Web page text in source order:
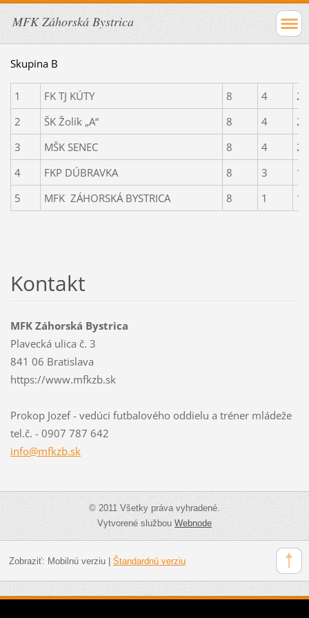
MFK Záhorská Bystrica
Skupina B
1 FK TJ KÚTY 8 4
2
2
ŠK Žolík „A“ 8 4
2
3
MŠK SENEC 8 4
2
4
FKP DÚBRAVKA 8 3
1
5
MFK ZÁHORSKÁ BYSTRICA 8 1 1
Kontakt
MFK Záhorská Bystrica
Plavecká ulica č. 3
841 06 Bratislava
https://www.mfkzb.sk
Prokop Jozef - vedúci futbalového oddielu a tréner mládeže
tel.č. - 0907 787 642
info@mfkzb.sk
© 2011 Všetky práva vyhradené.
Vytvorené službouWebnode
Zobraziť: Mobilnú verziu| Štandardnú verziu